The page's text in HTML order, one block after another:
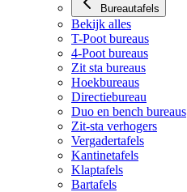
Bureautafels
Bekijk alles
T-Poot bureaus
4-Poot bureaus
Zit sta bureaus
Hoekbureaus
Directiebureau
Duo en bench bureaus
Zit-sta verhogers
Vergadertafels
Kantinetafels
Klaptafels
Bartafels